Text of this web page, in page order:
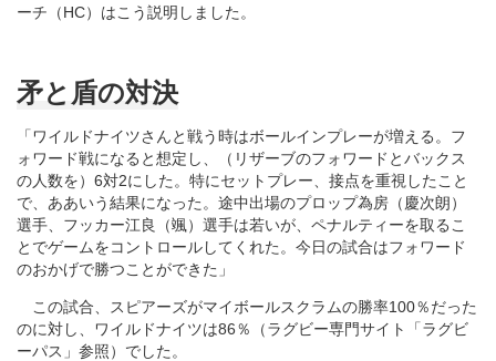
ーチ（HC）はこう説明しました。
矛と盾の対決
「ワイルドナイツさんと戦う時はボールインプレーが増える。フ
ォワード戦になると想定し、（リザーブのフォワードとバックス
の人数を）6対2にした。特にセットプレー、接点を重視したこと
で、ああいう結果になった。途中出場のプロップ為房（慶次朗）
選手、フッカー江良（颯）選手は若いが、ペナルティーを取るこ
とでゲームをコントロールしてくれた。今日の試合はフォワード
のおかげで勝つことができた」
この試合、スピアーズがマイボールスクラムの勝率100％だった
のに対し、ワイルドナイツは86％（ラグビー専門サイト「ラグビ
ーパス」参照）でした。